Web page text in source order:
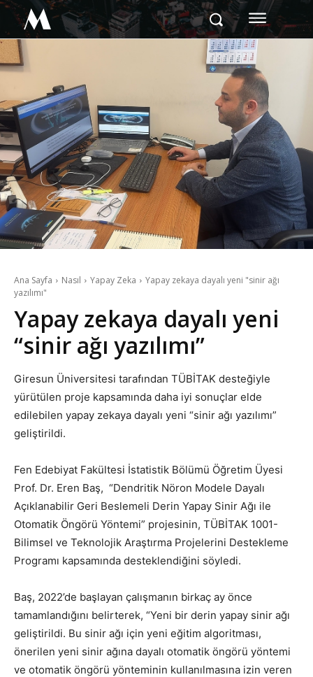
M
Ana Sayfa Nasıl Yapay Zeka
Yapay zekaya dayalı yeni "sinir ağı
yazılımı"
Yapay zekaya dayalı yeni
“sinir ağı yazılımı”
Giresun Üniversitesi tarafından TÜBİTAK desteğiyle
yürütülen proje kapsamında daha iyi sonuçlar elde
edilebilen yapay zekaya dayalı yeni “sinir ağı yazılımı”
geliştirildi.
Fen Edebiyat Fakültesi İstatistik Bölümü Öğretim Üyesi
Prof. Dr. Eren Baş, “Dendritik Nöron Modele Dayalı
Açıklanabilir Geri Beslemeli Derin Yapay Sinir Ağı ile
Otomatik Öngörü Yöntemi” projesinin, TÜBİTAK 1001-
Bilimsel ve Teknolojik Araştırma Projelerini Destekleme
Programı kapsamında desteklendiğini söyledi.
Baş, 2022’de başlayan çalışmanın birkaç ay önce
tamamlandığını belirterek, “Yeni bir derin yapay sinir ağı
geliştirildi. Bu sinir ağı için yeni eğitim algoritması,
önerilen yeni sinir ağına dayalı otomatik öngörü yöntemi
ve otomatik öngörü yönteminin kullanılmasına izin veren